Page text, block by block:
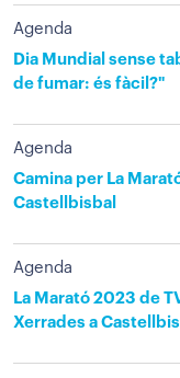
Agenda
Dia Mundial sense
de fumar: és fàcil?"
Agenda
Camina per La
Castellbisbal
Agenda
La Marató 2023 de
Xerrades a